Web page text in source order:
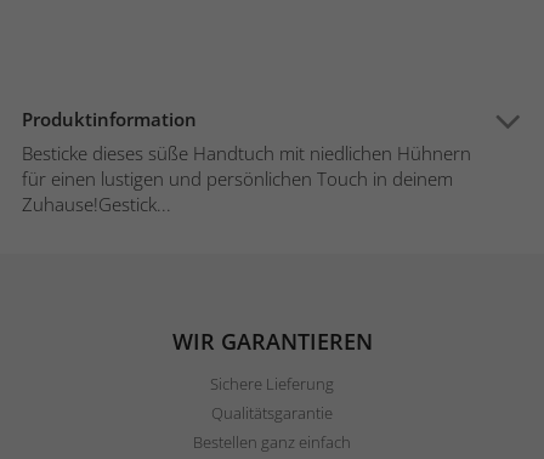
Produktinformation
Besticke dieses süße Handtuch mit niedlichen Hühnern
für einen lustigen und persönlichen Touch in deinem
Zuhause!Gestick...
WIR GARANTIEREN
Sichere Lieferung
Qualitätsgarantie
Bestellen ganz einfach